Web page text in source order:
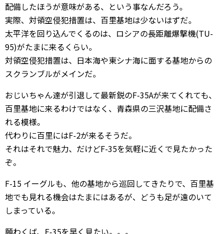
配備したほうが意味がある、という事なんだろう。
実際、対領空侵犯措置は、百里基地は少ないはずだ。
太平洋を回り込んでくるのは、ロシアの長距離爆撃機(TU-
95)がたまに来るくらい。
対領空侵犯措置は、日本海や東シナ海に面する基地からの
スクランブルがメインだ。
おじいちゃん達が引退して最新鋭のF-35Aが来てくれても、
百里基地に来るわけではなく、青森県の三沢基地に配備さ
れる模様。
代わりに百里にはF-2が来るそうだ。
それはそれで魅力、だけどF-35を気軽に近くで見たかった
ぞ。
F-15 イーグルも、他の基地から巡回してきたりで、百里基
地でも見れる機会はたまにはあるが、どうも足が遠のいて
しまっている。
願わくば、F-35を早く見たい。。。